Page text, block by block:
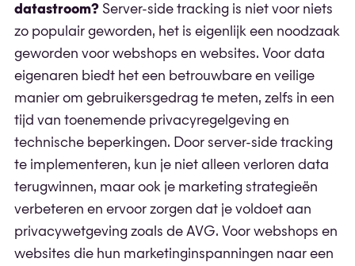
datastroom? Server-side tracking is niet voor niets
zo populair geworden, het is eigenlijk een noodzaak
geworden voor webshops en websites. Voor data
eigenaren biedt het een betrouwbare en veilige
manier om gebruikersgedrag te meten, zelfs in een
tijd van toenemende privacyregelgeving en
technische beperkingen. Door server-side tracking
te implementeren, kun je niet alleen verloren data
terugwinnen, maar ook je marketing strategieën
verbeteren en ervoor zorgen dat je voldoet aan
privacywetgeving zoals de AVG. Voor webshops en
websites die hun marketinginspanningen naar een